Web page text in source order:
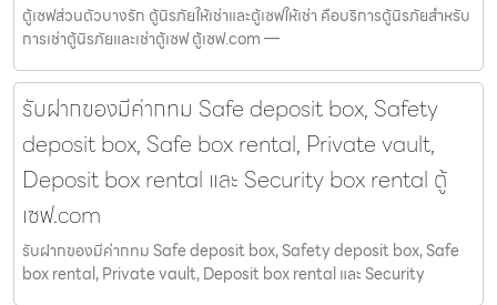
ตู้เซฟส่วนตัวบางรัก ตู้นิรภัยให้เช่าและตู้เซฟให้เช่า คือบริการตู้นิรภัยสำหรับ
การเช่าตู้นิรภัยและเช่าตู้เซฟ ตู้เซฟ.com —
รับฝากของมีค่ากทม Safe deposit box, Safety
deposit box, Safe box rental, Private vault,
Deposit box rental และ Security box rental ตู้
เซฟ.com
รับฝากของมีค่ากทม Safe deposit box, Safety deposit box, Safe
box rental, Private vault, Deposit box rental และ Security